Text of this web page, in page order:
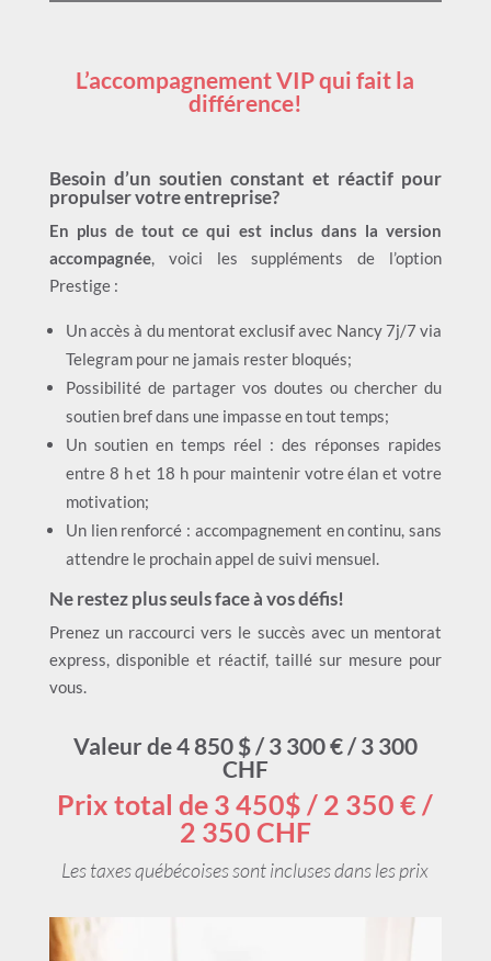
L’accompagnement VIP qui fait la
différence!
Besoin d’un soutien constant et réactif pour
propulser votre entreprise?
En plus de tout ce qui est inclus dans la version
accompagnée, voici les suppléments de l’option
Prestige :
Un accès à du mentorat exclusif avec Nancy 7j/7 via
Telegram pour ne jamais rester bloqués;
Possibilité de partager vos doutes ou chercher du
soutien bref dans une impasse en tout temps;
Un soutien en temps réel : des réponses rapides
entre 8 h et 18 h pour maintenir votre élan et votre
motivation;
Un lien renforcé : accompagnement en continu, sans
attendre le prochain appel de suivi mensuel.
Ne restez plus seuls face à vos défis!
Prenez un raccourci vers le succès avec un mentorat
express, disponible et réactif, taillé sur mesure pour
vous.
Valeur de 4 850 $ / 3 300 € / 3 300
CHF
Prix total de 3 450$ / 2 350 € /
2 350 CHF
Les taxes québécoises sont incluses dans les prix